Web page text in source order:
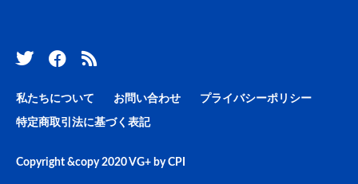
私たちについて お問い合わせ プライバシーポリシー
特定商取引法に基づく表記
Copyright &copy 2020VG+ byCPI